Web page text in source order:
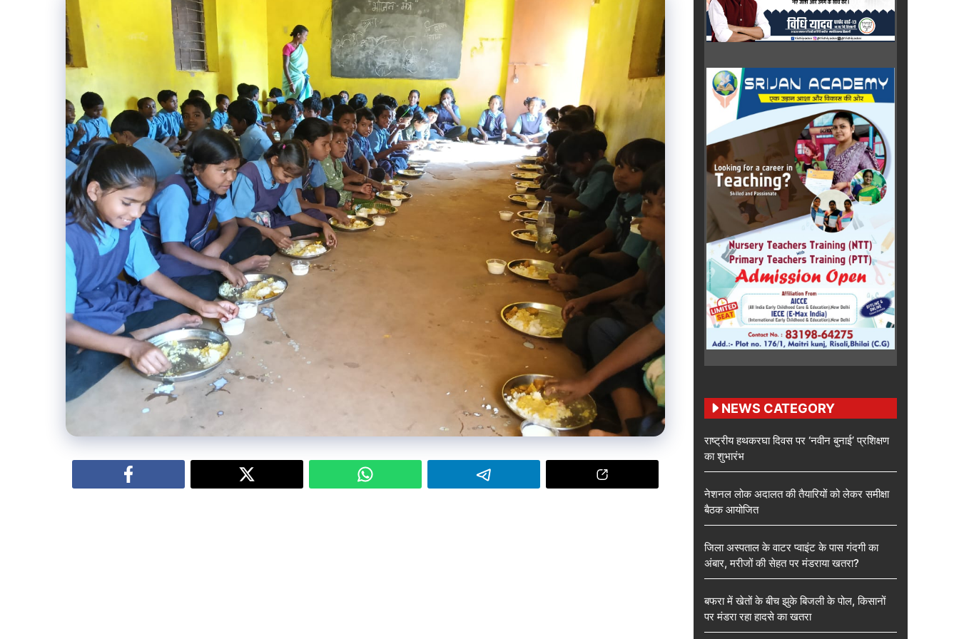
NEWS CATEGORY
राष्ट्रीय हथकरघा दिवस पर ‘नवीन बुनाई’ प्रशिक्षण
का शुभारंभ
नेशनल लोक अदालत की तैयारियों को लेकर समीक्षा
बैठक आयोजित
जिला अस्पताल के वाटर प्वाइंट के पास गंदगी का
अंबार, मरीजों की सेहत पर मंडराया खतरा?
बफरा में खेतों के बीच झुके बिजली के पोल, किसानों
पर मंडरा रहा हादसे का खतरा